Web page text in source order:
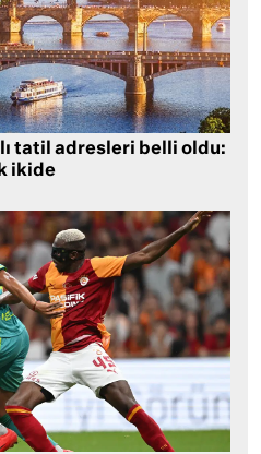
tatil adresleri belli oldu:
ikide